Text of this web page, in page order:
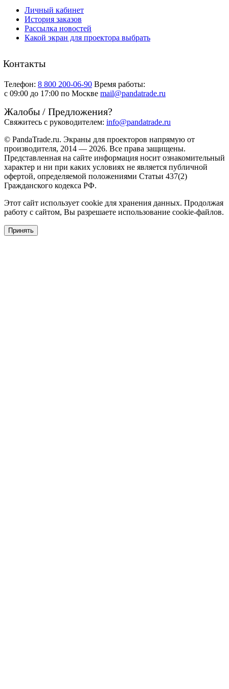
Личный кабинет
История заказов
Рассылка новостей
Какой экран для проектора выбрать
Контакты
Телефон: 8 800 200-06-90 Время работы:
c 09:00 до 17:00 по Москве mail@pandatrade.ru
Жалобы / Предложения?
Свяжитесь с руководителем: info@pandatrade.ru
© PandaTrade.ru. Экраны для проекторов напрямую от
производителя, 2014 — 2026. Все права защищены.
Представленная на сайте информация носит ознакомительный
характер и ни при каких условиях не является публичной
офертой, определяемой положениями Статьи 437(2)
Гражданского кодекса РФ.
Этот сайт использует cookie для хранения данных. Продолжая
работу с сайтом, Вы разрешаете использование cookie-файлов.
Принять